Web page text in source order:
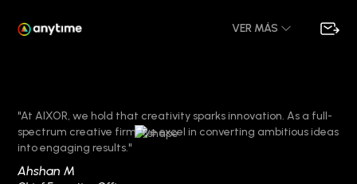
VER MÁS
"At AIXOR, we hold that creativity sparks innovation. As a full-
spectrum creative firm, we excel in converting ambitious ideas
into engaging results."
Ahshan M